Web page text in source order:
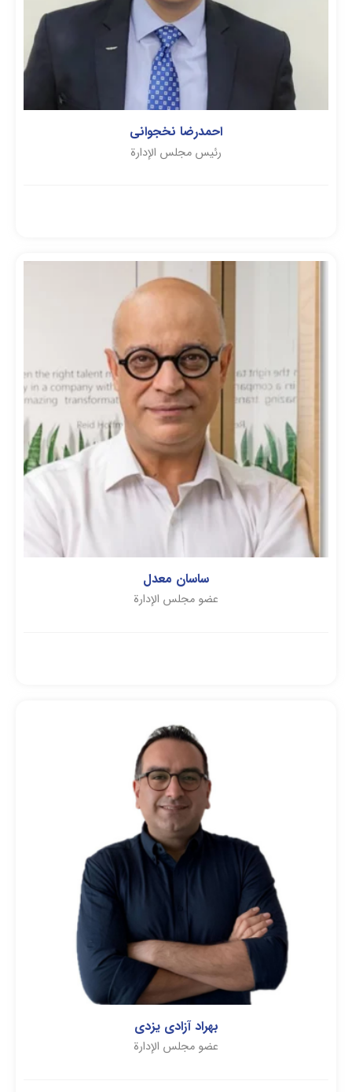
احمدرضا نخجوانی
رئيس مجلس الإدارة
ساسان معدل
عضو مجلس الإدارة
بهراد آزادی یزدی
عضو مجلس الإدارة